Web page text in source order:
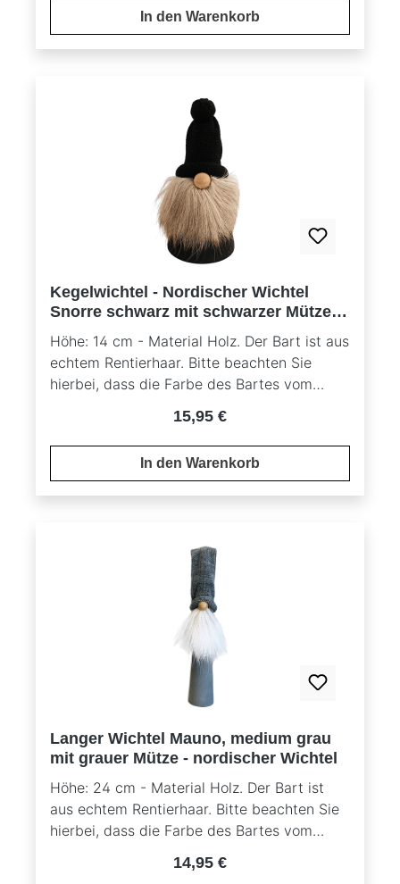
In den Warenkorb
Kegelwichtel - Nordischer Wichtel
Snorre schwarz mit schwarzer Mütze -
nordische Standfigur
Höhe: 14 cm - Material Holz. Der Bart ist aus
echtem Rentierhaar. Bitte beachten Sie
hierbei, dass die Farbe des Bartes vom
ein Naturprodukt handelt.
Regulärer Preis:
15,95 €
In den Warenkorb
Langer Wichtel Mauno, medium grau
mit grauer Mütze - nordischer Wichtel
Höhe: 24 cm - Material Holz. Der Bart ist
aus echtem Rentierhaar. Bitte beachten Sie
hierbei, dass die Farbe des Bartes vom
ein Naturprodukt handelt.
Regulärer Preis:
14,95 €